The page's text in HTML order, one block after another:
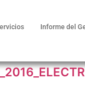
Informe del